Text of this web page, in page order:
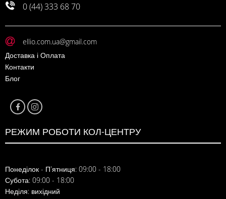
0 (44) 333 68 70
ellio.com.ua@gmail.com
Доставка і Оплата
Контакти
Блог
РЕЖИМ РОБОТИ КОЛ-ЦЕНТРУ
Понеділок - П'ятниця: 09:00 - 18:00
Субота: 09:00 - 18:00
Неділя: вихідний